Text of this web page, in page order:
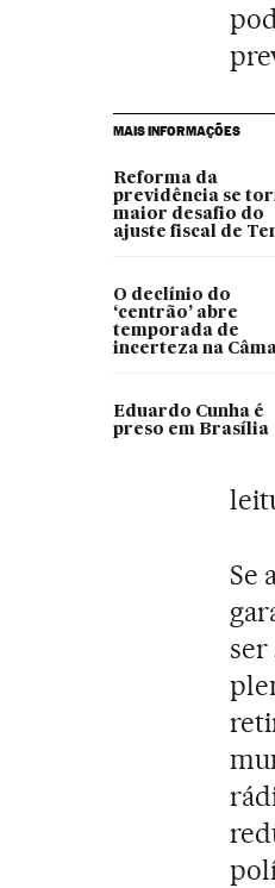
MAIS INFORMAÇÕES
Reforma da
previdência se
maior desafio do
ajuste fiscal de
O declínio do
‘centrão’ abre
temporada de
incerteza na
Eduardo Cunha é
preso em Brasília
Se
ser